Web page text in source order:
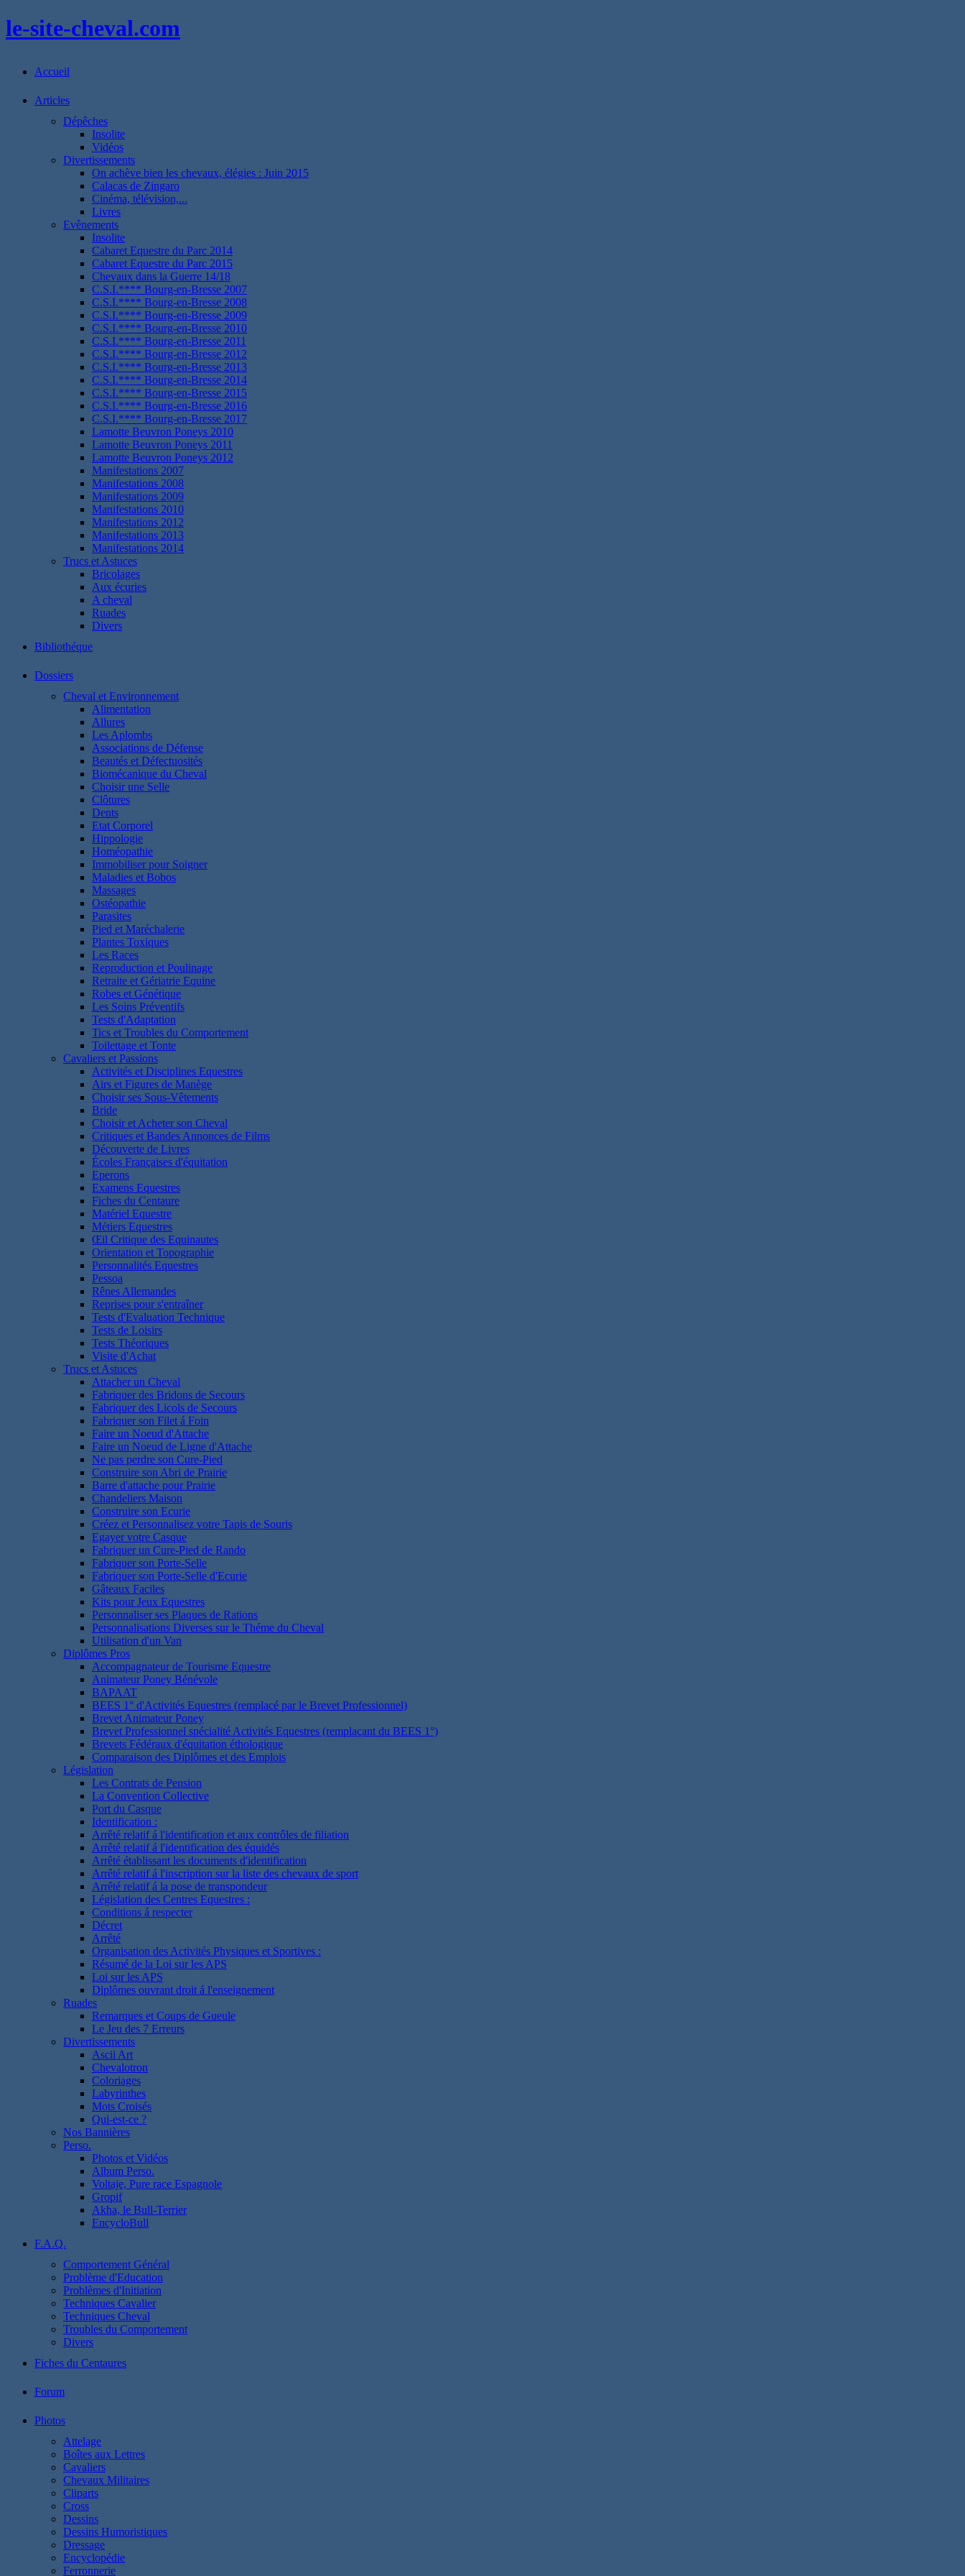
le-site-cheval.com
Accueil
Articles
Dépêches
Insolite
Vidéos
Divertissements
On achève bien les chevaux, élégies : Juin 2015
Calacas de Zingaro
Cinéma, télévision,...
Livres
Evênements
Insolite
Cabaret Equestre du Parc 2014
Cabaret Equestre du Parc 2015
Chevaux dans la Guerre 14/18
C.S.I.**** Bourg-en-Bresse 2007
C.S.I.**** Bourg-en-Bresse 2008
C.S.I.**** Bourg-en-Bresse 2009
C.S.I.**** Bourg-en-Bresse 2010
C.S.I.**** Bourg-en-Bresse 2011
C.S.I.**** Bourg-en-Bresse 2012
C.S.I.**** Bourg-en-Bresse 2013
C.S.I.**** Bourg-en-Bresse 2014
C.S.I.**** Bourg-en-Bresse 2015
C.S.I.**** Bourg-en-Bresse 2016
C.S.I.**** Bourg-en-Bresse 2017
Lamotte Beuvron Poneys 2010
Lamotte Beuvron Poneys 2011
Lamotte Beuvron Poneys 2012
Manifestations 2007
Manifestations 2008
Manifestations 2009
Manifestations 2010
Manifestations 2012
Manifestations 2013
Manifestations 2014
Trucs et Astuces
Bricolages
Aux écuries
A cheval
Ruades
Divers
Bibliothéque
Dossiers
Cheval et Environnement
Alimentation
Allures
Les Aplombs
Associations de Défense
Beautés et Défectuosités
Biomécanique du Cheval
Choisir une Selle
Clôtures
Dents
Etat Corporel
Hippologie
Homéopathie
Immobiliser pour Soigner
Maladies et Bobos
Massages
Ostéopathie
Parasites
Pied et Maréchalerie
Plantes Toxiques
Les Races
Reproduction et Poulinage
Retraite et Gériatrie Equine
Robes et Génétique
Les Soins Préventifs
Tests d'Adaptation
Tics et Troubles du Comportement
Toilettage et Tonte
Cavaliers et Passions
Activités et Disciplines Equestres
Airs et Figures de Manège
Choisir ses Sous-Vêtements
Bride
Choisir et Acheter son Cheval
Critiques et Bandes Annonces de Films
Découverte de Livres
Écoles Françaises d'équitation
Eperons
Examens Equestres
Fiches du Centaure
Matériel Equestre
Métiers Equestres
Œil Critique des Equinautes
Orientation et Topographie
Personnalités Equestres
Pessoa
Rênes Allemandes
Reprises pour s'entraîner
Tests d'Evaluation Technique
Tests de Loisirs
Tests Théoriques
Visite d'Achat
Trucs et Astuces
Attacher un Cheval
Fabriquer des Bridons de Secours
Fabriquer des Licols de Secours
Fabriquer son Filet á Foin
Faire un Noeud d'Attache
Faire un Noeud de Ligne d'Attache
Ne pas perdre son Cure-Pied
Construire son Abri de Prairie
Barre d'attache pour Prairie
Chandeliers Maison
Construire son Ecurie
Créez et Personnalisez votre Tapis de Souris
Egayer votre Casque
Fabriquer un Cure-Pied de Rando
Fabriquer son Porte-Selle
Fabriquer son Porte-Selle d'Ecurie
Gâteaux Faciles
Kits pour Jeux Equestres
Personnaliser ses Plaques de Rations
Personnalisations Diverses sur le Théme du Cheval
Utilisation d'un Van
Diplômes Pros
Accompagnateur de Tourisme Equestre
Animateur Poney Bénévole
BAPAAT
BEES 1° d'Activités Equestres (remplacé par le Brevet Professionnel)
Brevet Animateur Poney
Brevet Professionnel spécialité Activités Equestres (remplaçant du BEES 1°)
Brevets Fédéraux d'équitation éthologique
Comparaison des Diplômes et des Emplois
Législation
Les Contrats de Pension
La Convention Collective
Port du Casque
Identification :
Arrêté relatif á l'identification et aux contrôles de filiation
Arrêté relatif á l'identification des équidés
Arrêté établissant les documents d'identification
Arrêté relatif á l'inscription sur la liste des chevaux de sport
Arrêté relatif á la pose de transpondeur
Législation des Centres Equestres :
Conditions á respecter
Décret
Arrêté
Organisation des Activités Physiques et Sportives :
Résumé de la Loi sur les APS
Loi sur les APS
Diplômes ouvrant droit á l'enseignement
Ruades
Remarques et Coups de Gueule
Le Jeu des 7 Erreurs
Divertissements
Ascii Art
Chevalotron
Coloriages
Labyrinthes
Mots Croisés
Qui-est-ce ?
Nos Bannières
Perso.
Photos et Vidéos
Album Perso.
Voltaje, Pure race Espagnole
Gropif
Akha, le Bull-Terrier
EncycloBull
F.A.Q.
Comportement Général
Problème d'Education
Problèmes d'Initiation
Techniques Cavalier
Techniques Cheval
Troubles du Comportement
Divers
Fiches du Centaures
Forum
Photos
Attelage
Boîtes aux Lettres
Cavaliers
Chevaux Militaires
Cliparts
Cross
Dessins
Dessins Humoristiques
Dressage
Encyclopédie
Ferronnerie